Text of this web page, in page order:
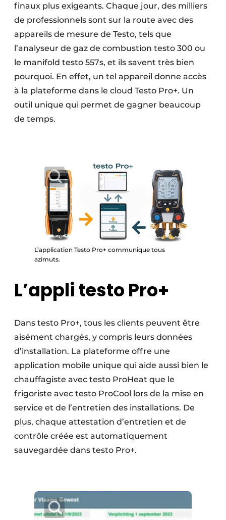
finaux plus exigeants. Chaque jour, des milliers
de professionnels sont sur la route avec des
appareils de mesure de Testo, tels que
l’analyseur de gaz de combustion testo 300 ou
le manifold testo 557s, et ils savent très bien
pourquoi. En effet, un tel appareil donne accès
à la plateforme dans le cloud Testo Pro+. Un
outil unique qui permet de gagner beaucoup
de temps.
L’application Testo Pro+ communique tous
azimuts.
L’appli testo Pro+
Dans testo Pro+, tous les clients peuvent être
aisément chargés, y compris leurs données
d’installation. La plateforme offre une
application mobile unique qui aide aussi bien le
chauffagiste avec testo ProHeat que le
frigoriste avec testo ProCool lors de la mise en
service et de l’entretien des installations. De
plus, chaque attestation d’entretien et de
contrôle créée est automatiquement
sauvegardée dans testo Pro+.